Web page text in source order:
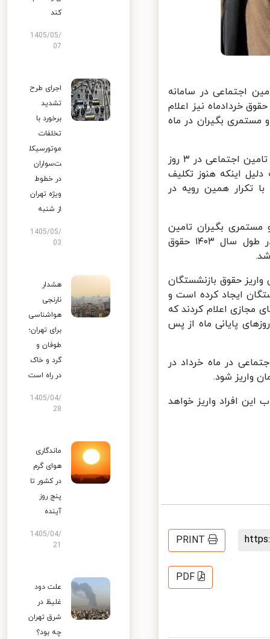
تامین اجتماعی در سامانه
خردادماه نیز اعلام
بگیران در ماه
اقتصادآنلاین نوشت: در ماه‌ فروردین حقوق بازنشستگان و مستمری بگیران تامین اجتماعی در ۳ روز
اینکه هنوز تکلیف
اعمال شده اما با تکرار همین رویه در
و مستمری بگیران تامین
اجتماعی تا ۳ روز پایانی ماه به تعویق بیفتد. این در حالی است که در طول سال‌ ۱۴۰۳ حقوق
حقوق بازنشستگان
ایجاد کرده است و
اعلام کردند که
پایانی ماه از پس
در ماه خرداد در
افراد واریز خواهد
PRINT
PDF
کند
1405/05/
07
اجرای طرح
تشدید
برخورد با
تخلفات
موتورسیکل
ت‌سواران
در خطوط
ویژه تهران
از شنبه
1405/05/
03
هشدار
نارنجی
هواشناسی
برای تهران؛
طوفان و
گرد و خاک
در راه است
1405/04/
28
ماندگاری
هوای گرم
در کشور تا
پنج روز
آینده
1405/04/
علت دود
غلیظ در
شرق تهران
چه بود؟